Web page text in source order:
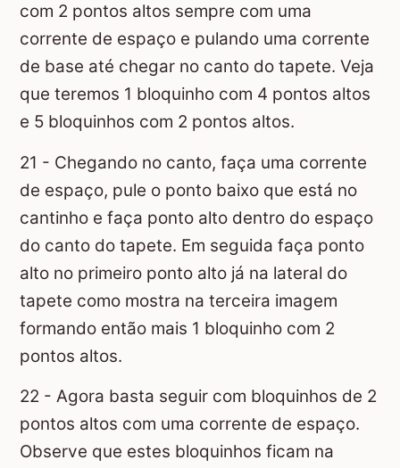
com 2 pontos altos sempre com uma
corrente de espaço e pulando uma corrente
de base até chegar no canto do tapete. Veja
que teremos 1 bloquinho com 4 pontos altos
e 5 bloquinhos com 2 pontos altos.
21 - Chegando no canto, faça uma corrente
de espaço, pule o ponto baixo que está no
cantinho e faça ponto alto dentro do espaço
do canto do tapete. Em seguida faça ponto
alto no primeiro ponto alto já na lateral do
tapete como mostra na terceira imagem
formando então mais 1 bloquinho com 2
pontos altos.
22 - Agora basta seguir com bloquinhos de 2
pontos altos com uma corrente de espaço.
Observe que estes bloquinhos ficam na